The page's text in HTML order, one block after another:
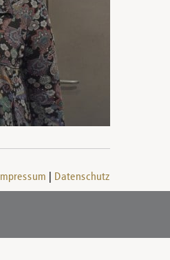
Impressum Datenschutz